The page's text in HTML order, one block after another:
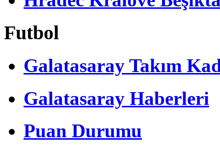
Futbol
Galatasaray Takım
Galatasaray Haberleri
Puan Durumu